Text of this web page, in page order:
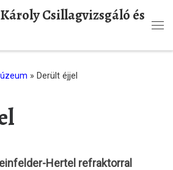
Csillagvizsgáló és
» Derült éjjel
Hertel refraktorral